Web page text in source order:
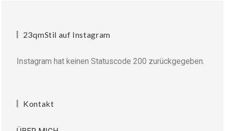
23qmStil auf Instagram
Instagram hat keinen Statuscode 200 zurückgegeben.
Kontakt